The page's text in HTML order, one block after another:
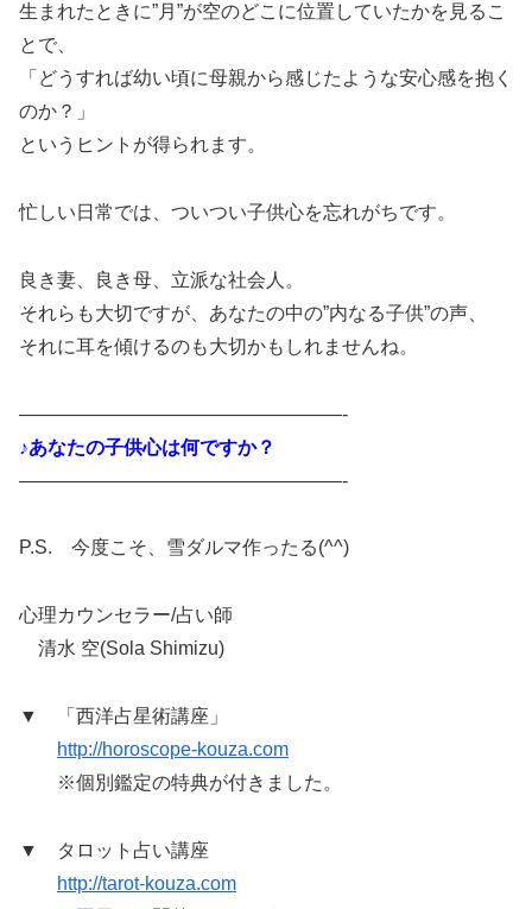
生まれたときに”月”が空のどこに位置していたかを見るこ
とで、
「どうすれば幼い頃に母親から感じたような安心感を抱く
のか？」
というヒントが得られます。
忙しい日常では、ついつい子供心を忘れがちです。
良き妻、良き母、立派な社会人。
それらも大切ですが、あなたの中の”内なる子供”の声、
それに耳を傾けるのも大切かもしれませんね。
—————————————————-
♪あなたの子供心は何ですか？
—————————————————-
P.S. 今度こそ、雪ダルマ作ったる(^^)
心理カウンセラー/占い師
清水 空(Sola Shimizu)
▼ 「西洋占星術講座」
http://horoscope-kouza.com
※個別鑑定の特典が付きました。
▼ タロット占い講座
http://tarot-kouza.com